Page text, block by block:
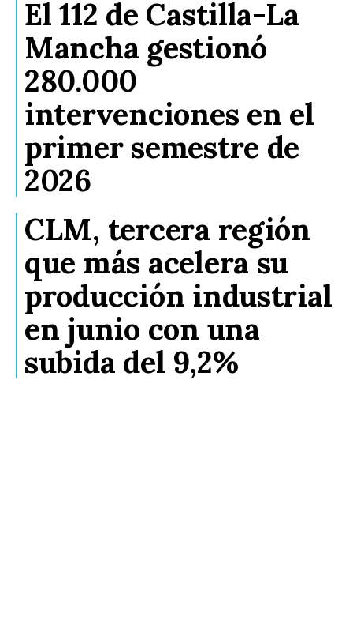
El 112 de Castilla-La
Mancha gestionó
280.000
intervenciones en el
primer semestre de
2026
CLM, tercera región
que más acelera su
producción industrial
en junio con una
subida del 9,2%